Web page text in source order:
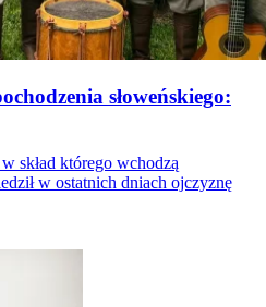
słoweńskiego:
skład którego wchodzą
w ostatnich dniach ojczyznę